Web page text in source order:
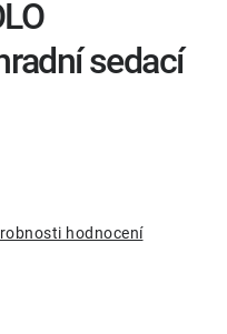
hodnocení
sedací